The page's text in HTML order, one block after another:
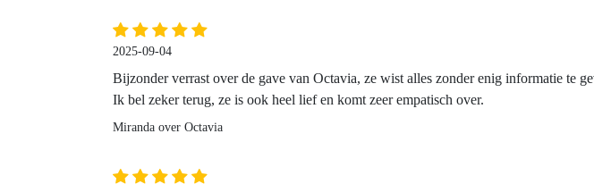
2025-09-04
Bijzonder verrast over de gave van Octavia, ze wist alles zonder enig informatie te
Ik bel zeker terug, ze is ook heel lief en komt zeer empatisch over.
Miranda over Octavia